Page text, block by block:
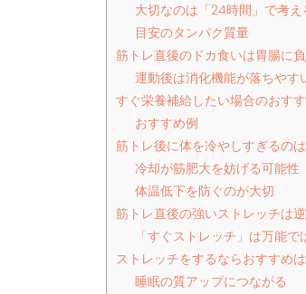
大切なのは「24時間」で考え
目安のタンパク質量
筋トレ直後のドカ食いは胃腸に
運動後は消化機能が落ちやす
すぐ栄養補給したい場合のおす
おすすめ例
筋トレ後に体を冷やしすぎるの
冷却が筋肥大を妨げる可能性
体温低下を防ぐのが大切
筋トレ直後の強いストレッチは
「すぐストレッチ」は万能で
ストレッチをするならおすすめは
睡眠の質アップにつながる